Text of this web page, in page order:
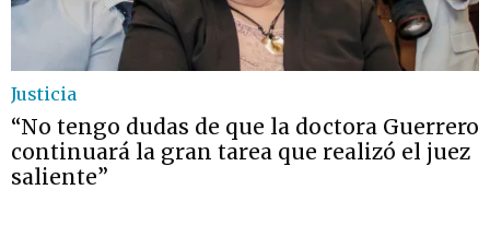
Justicia
“No tengo dudas de que la doctora Guerrero
continuará la gran tarea que realizó el juez
saliente”